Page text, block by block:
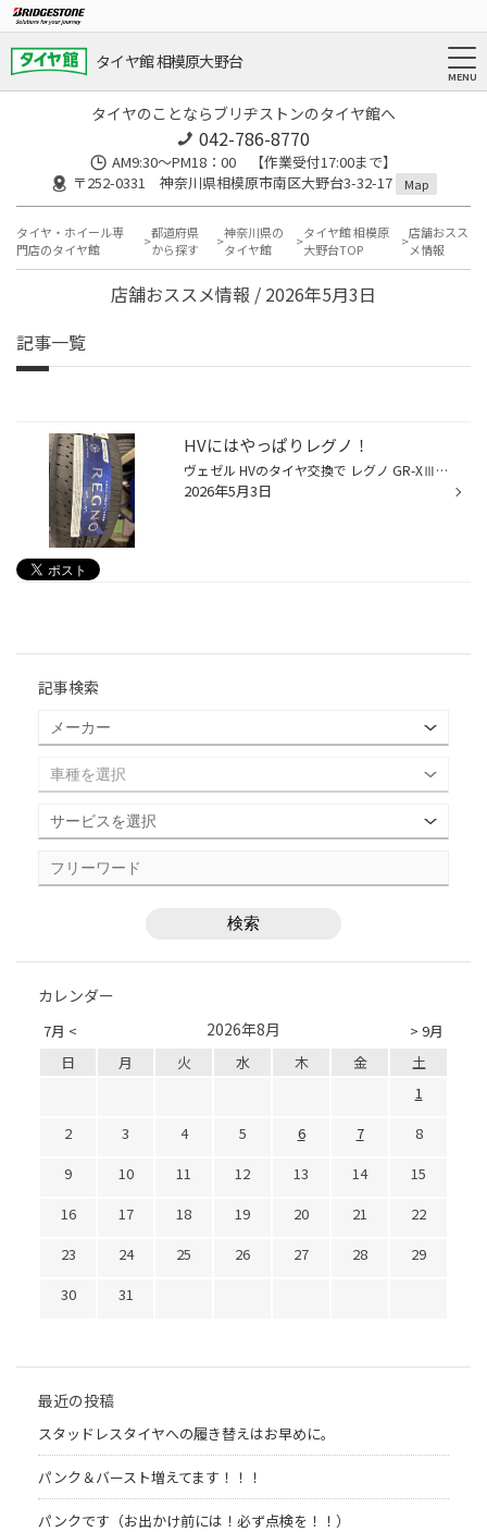
タイヤ館 相模原大野台
タイヤのことならブリヂストンのタイヤ館へ
042-786-8770
AM9:30～PM18：00 【作業受付17:00まで】
〒252-0331 神奈川県相模原市南区大野台3-32-17
Map
タイヤ・ホイール専
門店のタイヤ館
都道府県
から探す
神奈川県の
タイヤ館
タイヤ館 相模原
大野台TOP
店舗おスス
メ情報
店舗おススメ情報 / 2026年5月3日
記事一覧
HVにはやっぱりレグノ！
ヴェゼル HVのタイヤ交換で レグノ GR-XⅢ TYPE RVを取り付けました！ 静かな車にはやっぱり静かなタイヤ！ 安心の定額制！便利なサブスク購入はこちらをクリック 新車装着タイヤはこんな状態でした… 約５年間の使用でだいぶヒビが入っています。 溝はまだあったのですがヒビでの交換。 あまり距離を...
2026年5月3日
記事検索
カレンダー
7月 < > 9月
2026年8月
日 月 火 水 木 金
土
1
2
3 4 5 6 7
8
9
10 11 12 13 14
15
16
17 18 19 20 21
22
23
24 25 26 27 28
29
30
31
最近の投稿
スタッドレスタイヤへの履き替えはお早めに。
パンク＆バースト増えてます！！！
パンクです（お出かけ前には！必ず点検を！！）